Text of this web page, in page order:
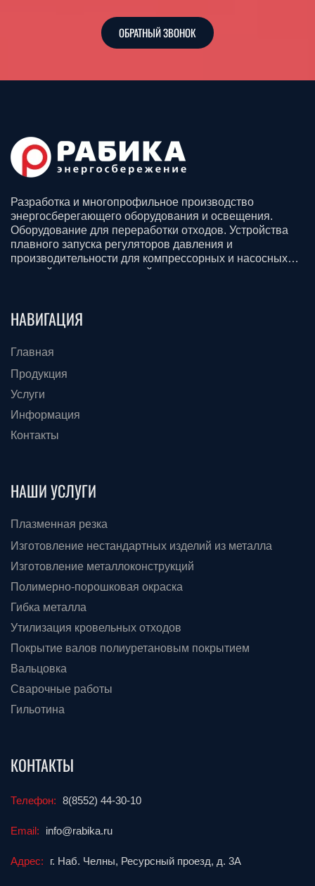
ОБРАТНЫЙ ЗВОНОК
Разработка и многопрофильное производство
энергосберегающего оборудования и освещения.
Оборудование для переработки отходов. Устройства
плавного запуска регуляторов давления и
производительности для компрессорных и насосных
станций для всех отраслей промышленности.
НАВИГАЦИЯ
Главная
Продукция
Услуги
Информация
Контакты
НАШИ УСЛУГИ
Плазменная резка
Изготовление нестандартных изделий из металла
Изготовление металлоконструкций
Полимерно-порошковая окраска
Гибка металла
Утилизация кровельных отходов
Покрытие валов полиуретановым покрытием
Вальцовка
Сварочные работы
Гильотина
КОНТАКТЫ
Телефон: 8(8552) 44-30-10
Email: info@rabika.ru
Адрес: г. Наб. Челны, Ресурсный проезд, д. 3А